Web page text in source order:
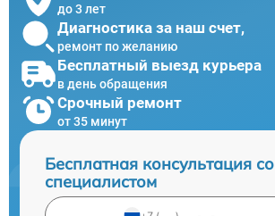
до 3 лет
Диагностика за наш счет,
ремонт по желанию
Бесплатный выезд курьера
в день обращения
Срочный ремонт
от 35 минут
Бесплатная консультация со
специалистом